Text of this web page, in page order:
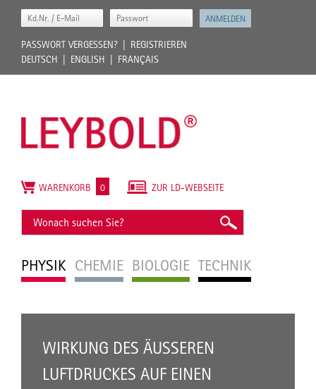
PASSWORT VERGESSEN?
REGISTRIEREN
DEUTSCH
ENGLISH FRANÇAIS
PHYSIK CHEMIE BIOLOGIE TECHNIK
ZUR LD-WEBSEITE
WARENKORB 0
WIRKUNG DES ÄUSSEREN L
UFTDRUCKES AUF EINEN B